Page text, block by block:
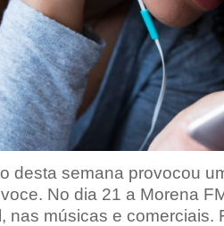
desta semana provocou
No dia 21 a Morena
nas músicas e comerciais.